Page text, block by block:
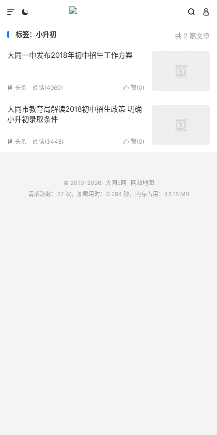
  

共 2 篇文章
标签：小升初
大同一中发布2018年初中招生工作方案
 赞(0)
 头条 阅读(4960)
大同市教育局解读2018初中招生政策 明确
小升初录取条件
 赞(0)
 头条 阅读(3448)
© 2010-2026 大同E网
网站地图
请求次数：27 次，加载用时：0.294 秒，内存占用：42.16 MB